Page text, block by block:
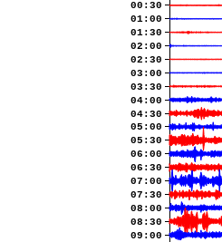
00:30
01:00
01:30
02:00
02:30
03:00
03:30
04:00
04:30
05:00
05:30
06:00
06:30
07:00
07:30
08:00
08:30
09:00